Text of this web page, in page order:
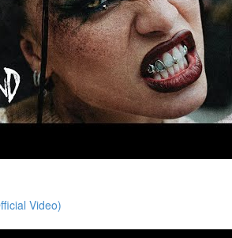
Video)